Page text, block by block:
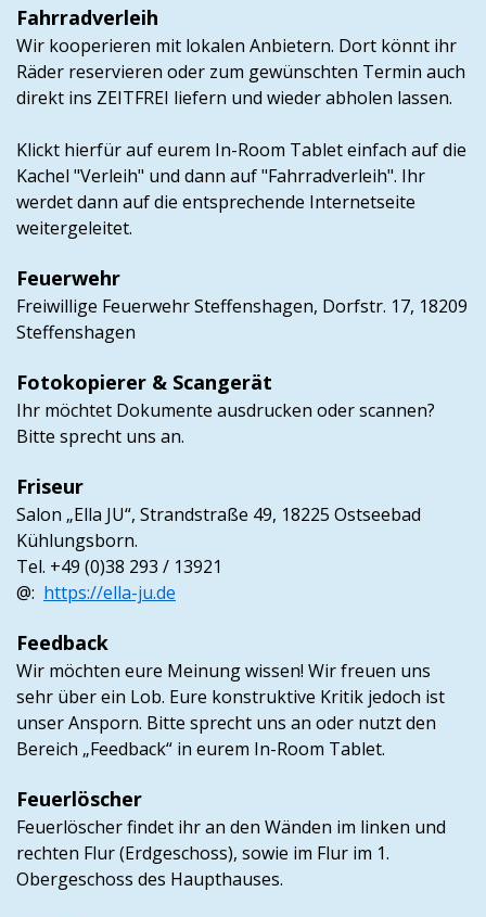
Fahrradverleih
Wir kooperieren mit lokalen Anbietern. Dort könnt ihr
Räder reservieren oder zum gewünschten Termin auch
direkt ins ZEITFREI liefern und wieder abholen lassen.
Klickt hierfür auf eurem In-Room Tablet einfach auf die
Kachel "Verleih" und dann auf "Fahrradverleih". Ihr
werdet dann auf die entsprechende Internetseite
weitergeleitet.
Feuerwehr
Freiwillige Feuerwehr Steffenshagen, Dorfstr. 17, 18209
Steffenshagen
Fotokopierer & Scangerät
Ihr möchtet Dokumente ausdrucken oder scannen?
Bitte sprecht uns an.
Friseur
Salon „Ella JU“, Strandstraße 49, 18225 Ostseebad
Kühlungsborn.
Tel. +49 (0)38 293 / 13921
@: https://ella-ju.de
Feedback
Wir möchten eure Meinung wissen! Wir freuen uns
sehr über ein Lob. Eure konstruktive Kritik jedoch ist
unser Ansporn. Bitte sprecht uns an oder nutzt den
Bereich „Feedback“ in eurem In-Room Tablet.
Feuerlöscher
Feuerlöscher findet ihr an den Wänden im linken und
rechten Flur (Erdgeschoss), sowie im Flur im 1.
Obergeschoss des Haupthauses.